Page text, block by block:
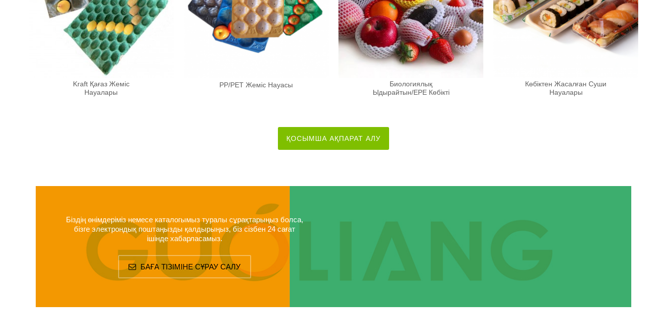
Kraft Қағаз Жеміс
Науалары
PP/PET Жеміс Науасы
Биологиялық
Ыдырайтын/EPE Көбікті
Көбіктен Жасалған Суши
Науалары
ҚОСЫМША АҚПАРАТ АЛУ
Біздің өнімдеріміз немесе каталогымыз туралы сұрақтарыңыз болса,
бізге электрондық поштаңызды қалдырыңыз, біз сізбен 24 сағат
ішінде хабарласамыз.
БАҒА ТІЗІМІНЕ СҰРАУ САЛУ